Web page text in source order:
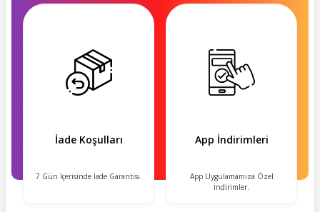
İade Koşulları
7 Gün İçerisinde İade Garantisi.
App İndirimleri
App Uygulamamıza Özel
İndirimler.